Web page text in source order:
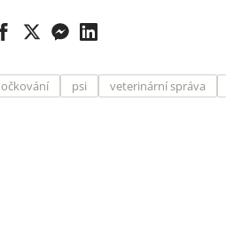
očkování psi veterinární správa